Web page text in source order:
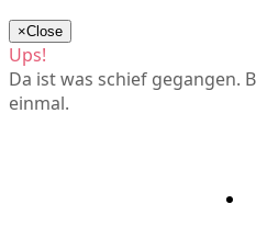
×Close
Ups!
Da ist was schief gegangen.
einmal.